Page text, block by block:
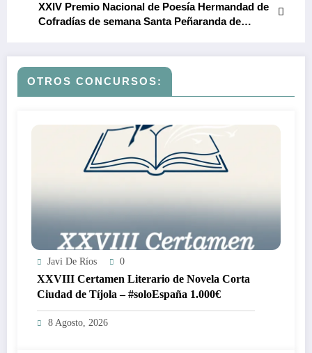
XXIV Premio Nacional de Poesía Hermandad de
Cofradías de semana Santa Peñaranda de
OTROS CONCURSOS:
Javi De Ríos 0
XXVIII Certamen Literario de Novela Corta
Ciudad de Tíjola – #soloEspaña 1.000€
8 Agosto, 2026